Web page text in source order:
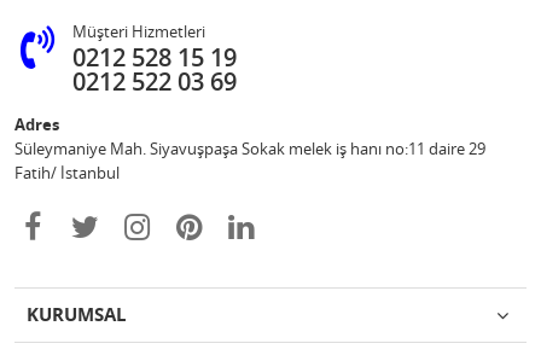
Müşteri Hizmetleri
0212 528 15 19
0212 522 03 69
Adres
Süleymaniye Mah. Siyavuşpaşa Sokak melek iş hanı no:11 daire 29
Fatih/ İstanbul
KURUMSAL